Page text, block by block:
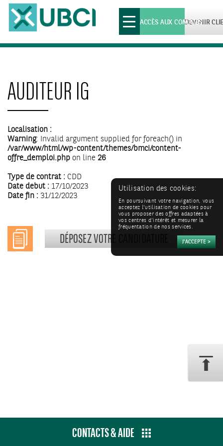
Toggle
navigationDEVENIR
ACCÈS AUX COMPTES
AUDITEUR IG
Localisation :
Warning: Invalid argument supplied for foreach() in
/var/www/html/wp-content/themes/bmci/content-
offre_demploi.phpon line 26
Type de contrat : CDD
Date debut : 17/10/2023
Date fin : 31/12/2023
DÉPOSEZ VOTRE CANDIDATURE
CONTACTS & AIDE
Utilisation des cookies:
En poursuivant votre navigation, vous
acceptez l'utilisation de cookies pour
vous proposer des offres adaptées à
vos centres d'intérêt et mesurer la
fréquentation de nos services.